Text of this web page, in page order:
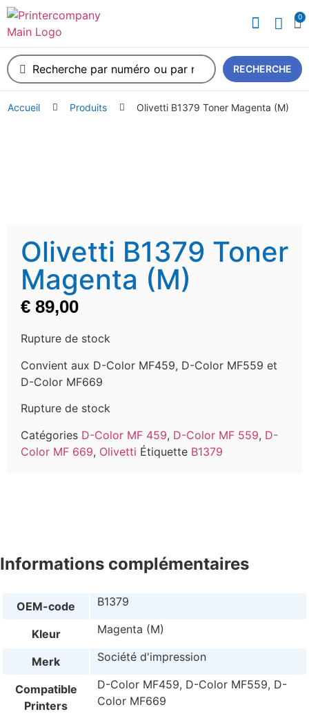
0
RECHERCHE
Accueil Produits Olivetti B1379 Toner Magenta (M)
Olivetti B1379 Toner
Magenta (M)
€ 89,00
Rupture de stock
Convient aux D-Color MF459, D-Color MF559 et
D-Color MF669
Rupture de stock
Catégories D-Color MF 459, D-Color MF 559, D-
Color MF 669, Olivetti Étiquette B1379
Informations complémentaires
OEM-code B1379
Kleur Magenta (M)
Merk Société d'impression
Compatible
Printers
D-Color MF459, D-Color MF559, D-
Color MF669